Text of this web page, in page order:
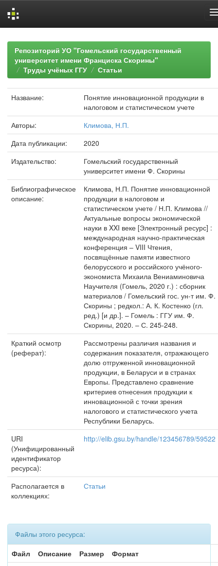
navigationРепозиторий УО "Гомельский государственный
университет имени Франциска Скорины"
Труды учёных ГГУ
Статьи
Название:
Понятие инновационной продукции в
налоговом и статистическом учете
Авторы:
Климова, Н.П.
Дата публикации:
2020
Издательство:
Гомельский государственный
университет имени Ф. Скорины
Библиографическое
описание:
Климова, Н.П. Понятие инновационной
продукции в налоговом и
статистическом учете / Н.П. Климова //
Актуальные вопросы экономической
науки в XXI веке [Электронный ресурс] :
международная научно-практическая
конференция – VIII Чтения,
посвящённые памяти известного
белорусского и российского учёного-
экономиста Михаила Вениаминовича
Научителя (Гомель, 2020 г.) : сборник
материалов / Гомельский гос. ун-т им. Ф.
Скорины ; редкол.: А. К. Костенко (гл.
ред.) [и др.]. – Гомель : ГГУ им. Ф.
Скорины, 2020. – С. 245-248.
Краткий осмотр
(реферат):
Рассмотрены различия названия и
содержания показателя, отражающего
долю отгруженной инновационной
продукции, в Беларуси и в странах
Европы. Представлено сравнение
критериев отнесения продукции к
инновационной с точки зрения
налогового и статистического учета
Республики Беларусь.
URI
(Унифицированный
идентификатор
ресурса):
http://elib.gsu.by/handle/123456789/59522
Располагается в
коллекциях:
Статьи
Файлы этого ресурса:
Файл
Описание Размер
Формат